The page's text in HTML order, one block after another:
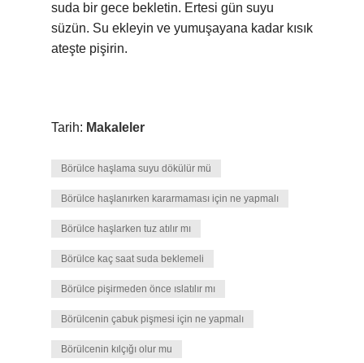
suda bir gece bekletin. Ertesi gün suyu
süzün. Su ekleyin ve yumuşayana kadar kısık
ateşte pişirin.
Tarih: Makaleler
Börülce haşlama suyu dökülür mü
Börülce haşlanırken kararmaması için ne yapmalı
Börülce haşlarken tuz atılır mı
Börülce kaç saat suda beklemeli
Börülce pişirmeden önce ıslatılır mı
Börülcenin çabuk pişmesi için ne yapmalı
Börülcenin kılçığı olur mu